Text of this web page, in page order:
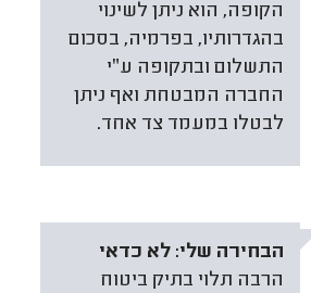
הקופה, הוא ניתן לשינוי
בהגדרותיו, בפרמיה, בסכום
התשלום ובתקופה ע״י
החברה המבטחת ואף ניתן
לבטלו במעמד צד אחד.
הבחירה שלי: לא כדאי
הרבה תלוי בתיק ביטוח